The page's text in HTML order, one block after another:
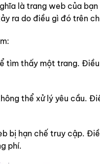
là trang web của
ra do điều gì đó trên
tìm thấy một trang.
thể xử lý yêu cầu.
bị hạn chế truy cập.
phí.